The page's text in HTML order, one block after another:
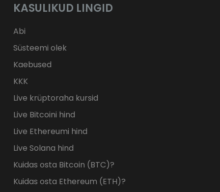
KASULIKUD LINGID
Abi
Süsteemi olek
Kaebused
KKK
Live krüptoraha kursid
Live Bitcoini hind
Live Ethereumi hind
Live Solana hind
Kuidas osta Bitcoin (BTC)?
Kuidas osta Ethereum (ETH)?